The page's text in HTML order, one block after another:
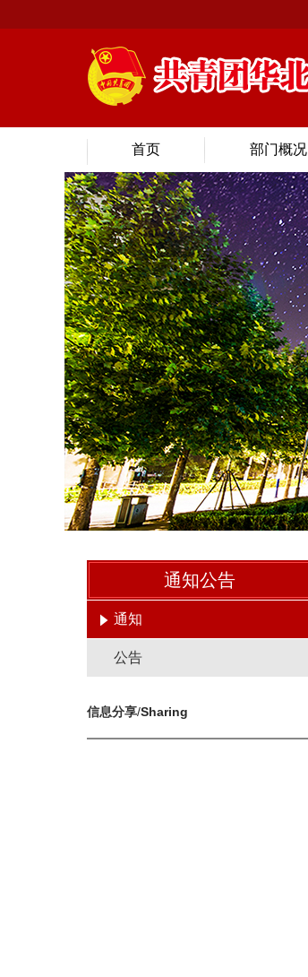
首页 部门概况
通知公告
通知
公告
信息分享/Sharing